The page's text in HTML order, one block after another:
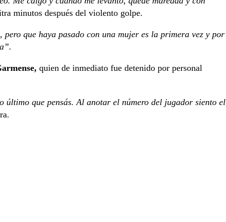
minutos después del violento golpe.
pero que haya pasado con una mujer es la primera vez y por
.
quien de inmediato fue detenido por personal
que pensás. Al anotar el número del jugador siento el